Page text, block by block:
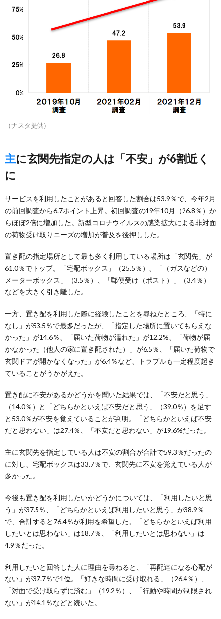
（ナスタ提供）
主に玄関先指定の人は「不安」が6割近く
に
サービスを利用したことがあると回答した割合は53.9％で、今年2月
の前回調査から6.7ポイント上昇。初回調査の19年10月（26.8％）か
らほぼ2倍に増加した。新型コロナウイルスの感染拡大による非対面
の荷物受け取りニーズの増加が普及を後押しした。
置き配の指定場所として最も多く利用している場所は「玄関先」が
61.0％でトップ。「宅配ボックス」（25.5％）、「（ガスなどの）
メーターボックス」（3.5％）、「郵便受け（ポスト）」（3.4％）
などを大きく引き離した。
一方、置き配を利用した際に経験したことを尋ねたところ、「特に
なし」が53.5％で最多だったが、「指定した場所に置いてもらえな
かった」が14.6％、「届いた荷物が濡れた」が12.2%、「荷物が届
かなかった（他人の家に置き配された）」が6.5％、「届いた荷物で
玄関ドアが開かなくなった」が6.4％など、トラブルも一定程度起き
ていることがうかがえた。
置き配に不安があるかどうかを聞いた結果では、「不安だと思う」
（14.0％）と「どちらかといえば不安だと思う」（39.0％）を足す
と53.0％が不安を覚えていることが判明。「どちらかといえば不安
だと思わない」は27.4％、「不安だと思わない」が19.6%だった。
主に玄関先を指定している人は不安の割合が合計で59.3％だったの
に対し、宅配ボックスは33.7％で、玄関先に不安を覚えている人が
多かった。
今後も置き配を利用したいかどうかについては、「利用したいと思
う」が37.5％、「どちらかといえば利用したいと思う」が38.9％
で、合計すると76.4％が利用を希望した。「どちらかといえば利用
したいとは思わない」は18.7％、「利用したいとは思わない」は
4.9％だった。
利用したいと回答した人に理由を尋ねると、「再配達になる心配が
ない」が37.7％で1位。「好きな時間に受け取れる」（26.4％）、
「対面で受け取らずに済む」（19.2％）、「行動や時間が制限され
ない」が14.1％などと続いた。